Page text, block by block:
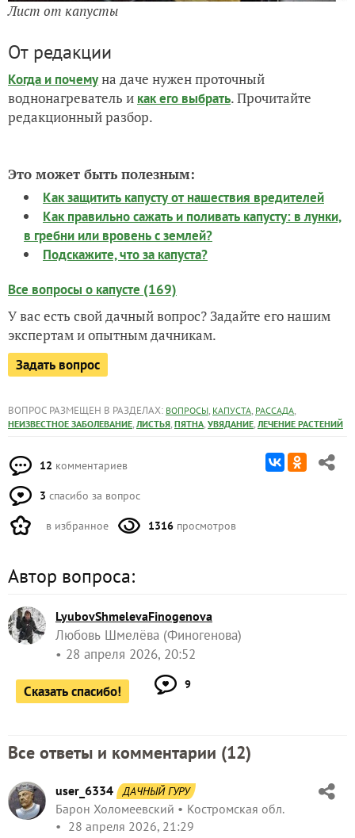
Лист от капусты
От редакции
Когда и почемуна даче нужен проточный
воднонагреватель и как его выбрать. Прочитайте
редакционный разбор.
Это может быть полезным:
Как защитить капусту от нашествия вредителей
Как правильно сажать и поливать капусту: в лунки,
в гребни или вровень с землей?
Подскажите, что за капуста?
Все вопросы о капусте (169)
У вас есть свой дачный вопрос? Задайте его нашим
экспертам и опытным дачникам.
Задать вопрос
ВОПРОС РАЗМЕЩЕН В РАЗДЕЛАХ: ВОПРОСЫ, КАПУСТА, РАССАДА,
НЕИЗВЕСТНОЕ ЗАБОЛЕВАНИЕ, ЛИСТЬЯ, ПЯТНА, УВЯДАНИЕ, ЛЕЧЕНИЕ РАСТЕНИЙ
12 комментариев
3 спасибо за вопрос
в избранное 1316 просмотров
Автор вопроса:
LyubovShmelevaFinogenova
Любовь Шмелёва (Финогенова)
28 апреля 2026, 20:52
Сказать спасибо! 9
Все ответы и комментарии (12)
user_6334 ДАЧНЫЙ ГУРУ
Барон Холомеевский
Костромская обл.
28 апреля 2026, 21:29